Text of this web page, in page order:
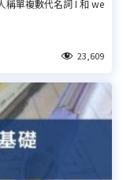
稱單複數代名詞 I 和 we
23,609